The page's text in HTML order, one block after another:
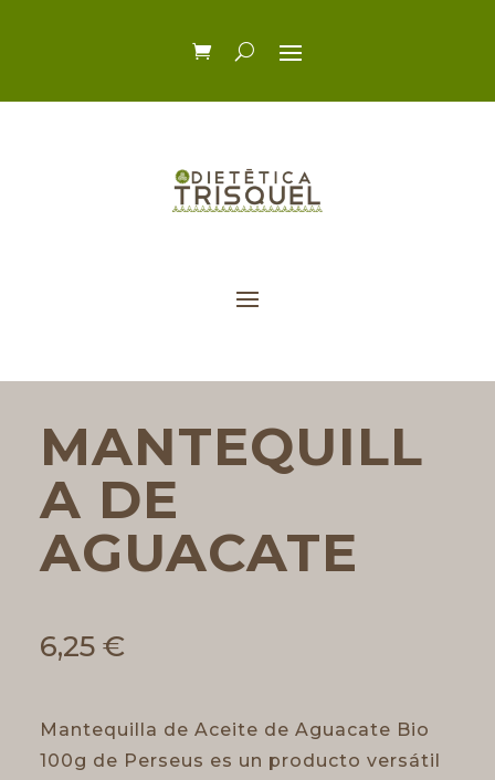
MANTEQUILL
A DE
AGUACATE
6,25 €
Mantequilla de Aceite de Aguacate Bio
100g de Perseus es un producto versátil